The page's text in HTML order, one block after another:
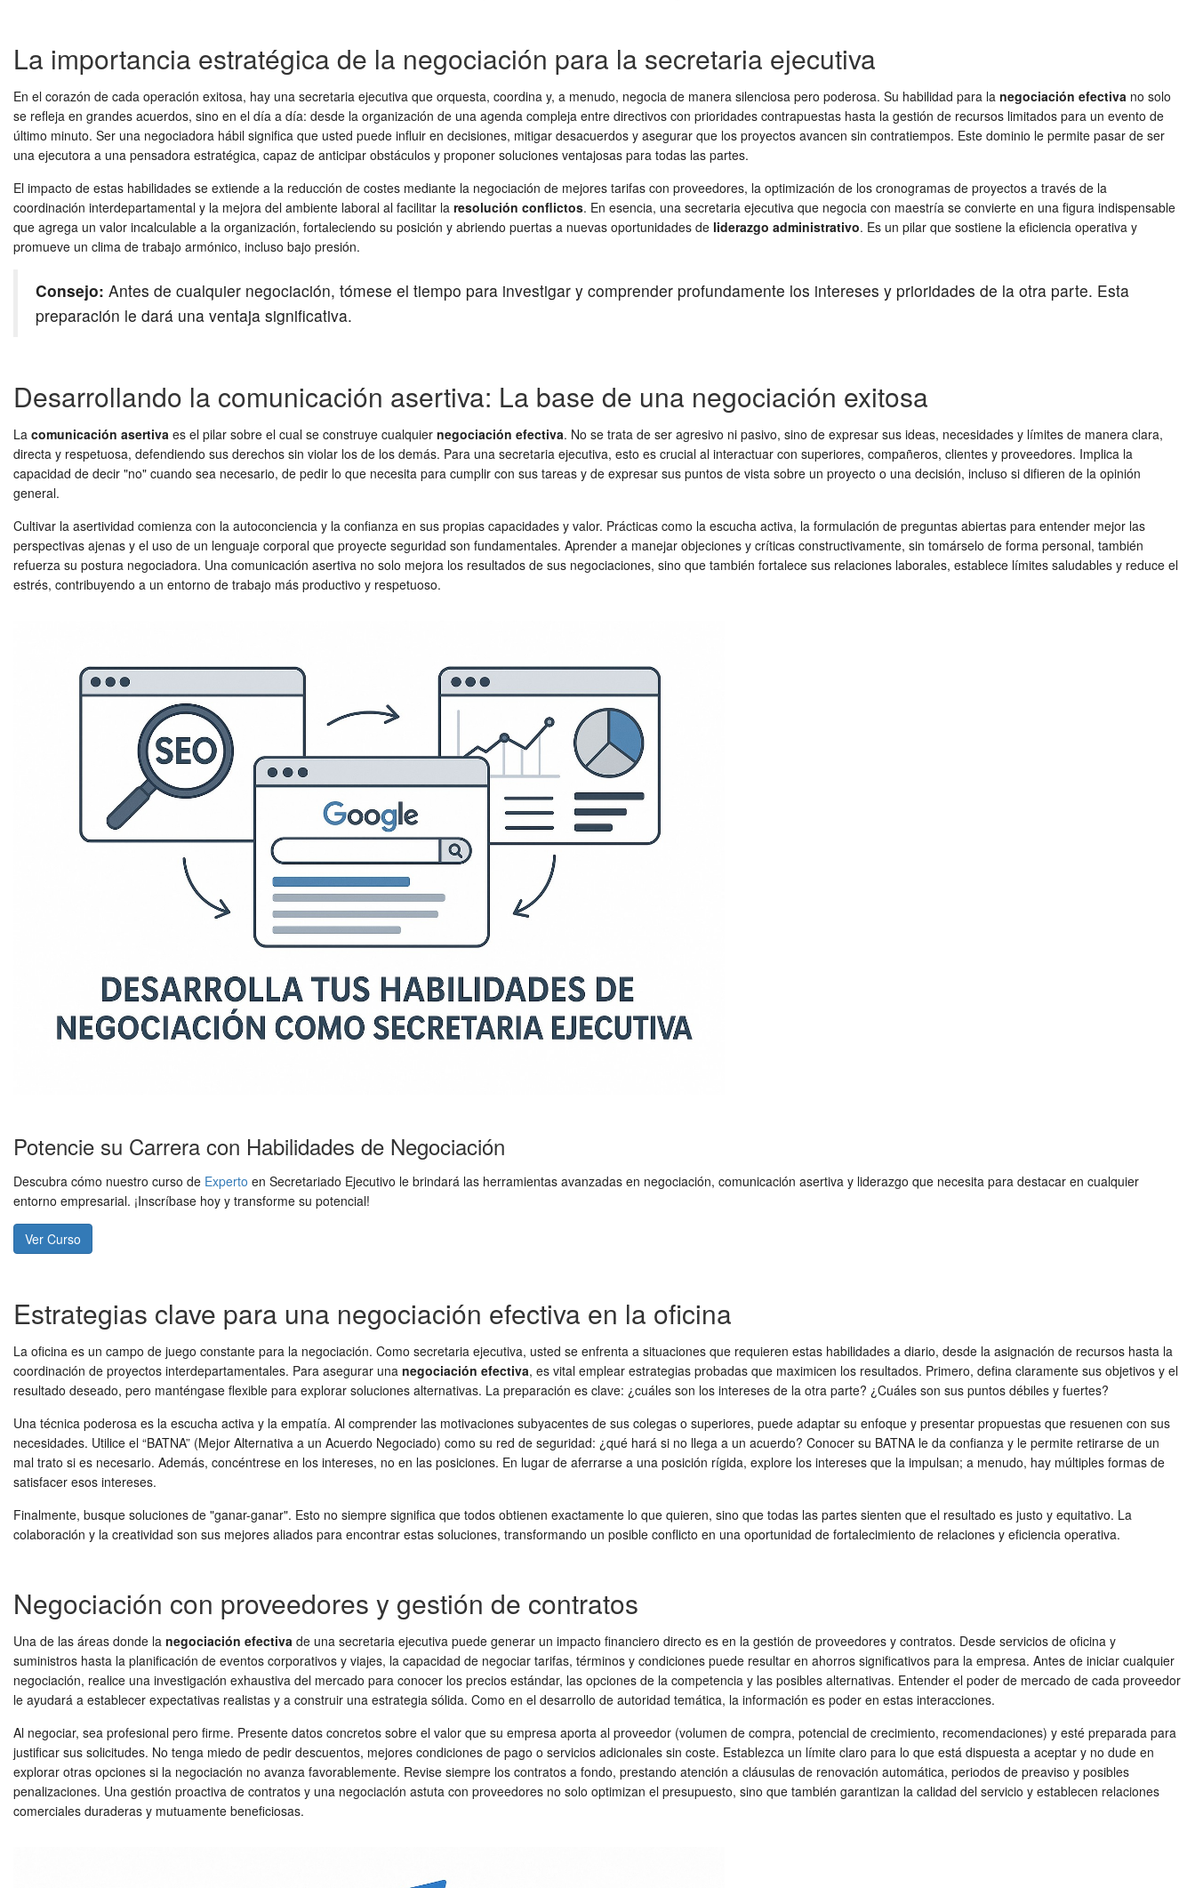
La importancia estratégica de la negociación para la secretaria ejecutiva
En el corazón de cada operación exitosa, hay una secretaria ejecutiva que orquesta, coordina y, a menudo, negocia de manera silenciosa pero poderosa. Su habilidad para la negociación efectiva no solo
se refleja en grandes acuerdos, sino en el día a día: desde la organización de una agenda compleja entre directivos con prioridades contrapuestas hasta la gestión de recursos limitados para un evento de
último minuto. Ser una negociadora hábil significa que usted puede influir en decisiones, mitigar desacuerdos y asegurar que los proyectos avancen sin contratiempos. Este dominio le permite pasar de ser
una ejecutora a una pensadora estratégica, capaz de anticipar obstáculos y proponer soluciones ventajosas para todas las partes.
El impacto de estas habilidades se extiende a la reducción de costes mediante la negociación de mejores tarifas con proveedores, la optimización de los cronogramas de proyectos a través de la
coordinación interdepartamental y la mejora del ambiente laboral al facilitar la resolución conflictos. En esencia, una secretaria ejecutiva que negocia con maestría se convierte en una figura indispensable
que agrega un valor incalculable a la organización, fortaleciendo su posición y abriendo puertas a nuevas oportunidades de liderazgo administrativo. Es un pilar que sostiene la eficiencia operativa y
promueve un clima de trabajo armónico, incluso bajo presión.
Consejo: Antes de cualquier negociación, tómese el tiempo para investigar y comprender profundamente los intereses y prioridades de la otra parte. Esta
preparación le dará una ventaja significativa.
Desarrollando la comunicación asertiva: La base de una negociación exitosa
La comunicación asertiva es el pilar sobre el cual se construye cualquier negociación efectiva. No se trata de ser agresivo ni pasivo, sino de expresar sus ideas, necesidades y límites de manera clara,
directa y respetuosa, defendiendo sus derechos sin violar los de los demás. Para una secretaria ejecutiva, esto es crucial al interactuar con superiores, compañeros, clientes y proveedores. Implica la
capacidad de decir "no" cuando sea necesario, de pedir lo que necesita para cumplir con sus tareas y de expresar sus puntos de vista sobre un proyecto o una decisión, incluso si difieren de la opinión
general.
Cultivar la asertividad comienza con la autoconciencia y la confianza en sus propias capacidades y valor. Prácticas como la escucha activa, la formulación de preguntas abiertas para entender mejor las
perspectivas ajenas y el uso de un lenguaje corporal que proyecte seguridad son fundamentales. Aprender a manejar objeciones y críticas constructivamente, sin tomárselo de forma personal, también
refuerza su postura negociadora. Una comunicación asertiva no solo mejora los resultados de sus negociaciones, sino que también fortalece sus relaciones laborales, establece límites saludables y reduce el
estrés, contribuyendo a un entorno de trabajo más productivo y respetuoso.
Potencie su Carrera con Habilidades de Negociación
Descubra cómo nuestro curso de Experto en Secretariado Ejecutivo le brindará las herramientas avanzadas en negociación, comunicación asertiva y liderazgo que necesita para destacar en cualquier
entorno empresarial. ¡Inscríbase hoy y transforme su potencial!
Ver Curso
Estrategias clave para una negociación efectiva en la oficina
La oficina es un campo de juego constante para la negociación. Como secretaria ejecutiva, usted se enfrenta a situaciones que requieren estas habilidades a diario, desde la asignación de recursos hasta la
coordinación de proyectos interdepartamentales. Para asegurar una negociación efectiva, es vital emplear estrategias probadas que maximicen los resultados. Primero, defina claramente sus objetivos y el
resultado deseado, pero manténgase flexible para explorar soluciones alternativas. La preparación es clave: ¿cuáles son los intereses de la otra parte? ¿Cuáles son sus puntos débiles y fuertes?
Una técnica poderosa es la escucha activa y la empatía. Al comprender las motivaciones subyacentes de sus colegas o superiores, puede adaptar su enfoque y presentar propuestas que resuenen con sus
necesidades. Utilice el “BATNA” (Mejor Alternativa a un Acuerdo Negociado) como su red de seguridad: ¿qué hará si no llega a un acuerdo? Conocer su BATNA le da confianza y le permite retirarse de un
mal trato si es necesario. Además, concéntrese en los intereses, no en las posiciones. En lugar de aferrarse a una posición rígida, explore los intereses que la impulsan; a menudo, hay múltiples formas de
satisfacer esos intereses.
Finalmente, busque soluciones de "ganar-ganar". Esto no siempre significa que todos obtienen exactamente lo que quieren, sino que todas las partes sienten que el resultado es justo y equitativo. La
colaboración y la creatividad son sus mejores aliados para encontrar estas soluciones, transformando un posible conflicto en una oportunidad de fortalecimiento de relaciones y eficiencia operativa.
Negociación con proveedores y gestión de contratos
Una de las áreas donde la negociación efectiva de una secretaria ejecutiva puede generar un impacto financiero directo es en la gestión de proveedores y contratos. Desde servicios de oficina y
suministros hasta la planificación de eventos corporativos y viajes, la capacidad de negociar tarifas, términos y condiciones puede resultar en ahorros significativos para la empresa. Antes de iniciar cualquier
negociación, realice una investigación exhaustiva del mercado para conocer los precios estándar, las opciones de la competencia y las posibles alternativas. Entender el poder de mercado de cada proveedor
le ayudará a establecer expectativas realistas y a construir una estrategia sólida. Como en el desarrollo de autoridad temática, la información es poder en estas interacciones.
Al negociar, sea profesional pero firme. Presente datos concretos sobre el valor que su empresa aporta al proveedor (volumen de compra, potencial de crecimiento, recomendaciones) y esté preparada para
justificar sus solicitudes. No tenga miedo de pedir descuentos, mejores condiciones de pago o servicios adicionales sin coste. Establezca un límite claro para lo que está dispuesta a aceptar y no dude en
explorar otras opciones si la negociación no avanza favorablemente. Revise siempre los contratos a fondo, prestando atención a cláusulas de renovación automática, periodos de preaviso y posibles
penalizaciones. Una gestión proactiva de contratos y una negociación astuta con proveedores no solo optimizan el presupuesto, sino que también garantizan la calidad del servicio y establecen relaciones
comerciales duraderas y mutuamente beneficiosas.